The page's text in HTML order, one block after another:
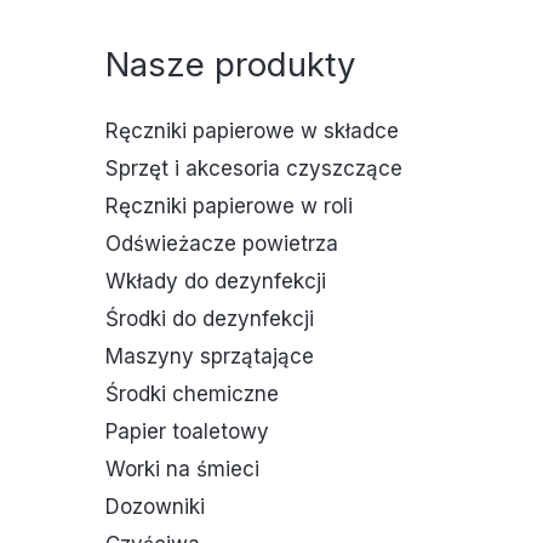
Nasze produkty
Ręczniki papierowe w składce
Sprzęt i akcesoria czyszczące
Ręczniki papierowe w roli
Odświeżacze powietrza
Wkłady do dezynfekcji
Środki do dezynfekcji
Maszyny sprzątające
Środki chemiczne
Papier toaletowy
Worki na śmieci
Dozowniki